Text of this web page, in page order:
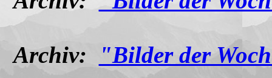
Archiv: "Bilder der